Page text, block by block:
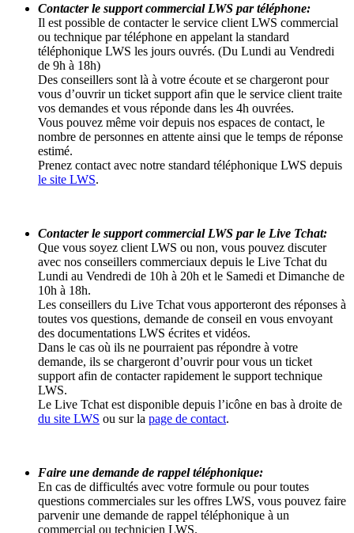
Contacter le support commercial LWS par téléphone:
Il est possible de contacter le service client LWS commercial
ou technique par téléphone en appelant la standard
téléphonique LWS les jours ouvrés. (Du Lundi au Vendredi
de 9h à 18h)
Des conseillers sont là à votre écoute et se chargeront pour
vous d’ouvrir un ticket support afin que le service client traite
vos demandes et vous réponde dans les 4h ouvrées.
Vous pouvez même voir depuis nos espaces de contact, le
nombre de personnes en attente ainsi que le temps de réponse
estimé.
Prenez contact avec notre standard téléphonique LWS depuis
le site LWS.
Contacter le support commercial LWS par le Live Tchat:
Que vous soyez client LWS ou non, vous pouvez discuter
avec nos conseillers commerciaux depuis le Live Tchat du
Lundi au Vendredi de 10h à 20h et le Samedi et Dimanche de
10h à 18h.
Les conseillers du Live Tchat vous apporteront des réponses à
toutes vos questions, demande de conseil en vous envoyant
des documentations LWS écrites et vidéos.
Dans le cas où ils ne pourraient pas répondre à votre
demande, ils se chargeront d’ouvrir pour vous un ticket
support afin de contacter rapidement le support technique
LWS.
Le Live Tchat est disponible depuis l’icône en bas à droite de
du site LWS ou sur la page de contact.
Faire une demande de rappel téléphonique:
En cas de difficultés avec votre formule ou pour toutes
questions commerciales sur les offres LWS, vous pouvez faire
parvenir une demande de rappel téléphonique à un
commercial ou technicien LWS.